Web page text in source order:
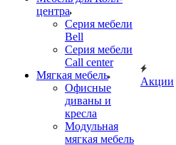
центра
Серия мебели
Bell
Серия мебели
Call center
Мягкая мебель
Офисные
диваны и
кресла
Модульная
мягкая мебель
Акции